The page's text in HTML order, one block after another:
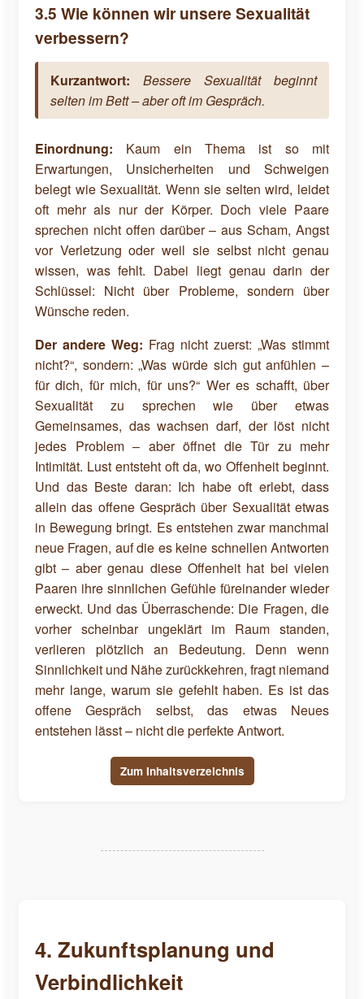
3.5 Wie können wir unsere Sexualität
verbessern?
Kurzantwort: Bessere Sexualität beginnt
selten im Bett – aber oft im Gespräch.
Einordnung: Kaum ein Thema ist so mit
Erwartungen, Unsicherheiten und Schweigen
belegt wie Sexualität. Wenn sie selten wird, leidet
oft mehr als nur der Körper. Doch viele Paare
sprechen nicht offen darüber – aus Scham, Angst
vor Verletzung oder weil sie selbst nicht genau
wissen, was fehlt. Dabei liegt genau darin der
Schlüssel: Nicht über Probleme, sondern über
Wünsche reden.
Der andere Weg: Frag nicht zuerst: „Was stimmt
nicht?“, sondern: „Was würde sich gut anfühlen –
für dich, für mich, für uns?“ Wer es schafft, über
Sexualität zu sprechen wie über etwas
Gemeinsames, das wachsen darf, der löst nicht
jedes Problem – aber öffnet die Tür zu mehr
Intimität. Lust entsteht oft da, wo Offenheit beginnt.
Und das Beste daran: Ich habe oft erlebt, dass
allein das offene Gespräch über Sexualität etwas
in Bewegung bringt. Es entstehen zwar manchmal
neue Fragen, auf die es keine schnellen Antworten
gibt – aber genau diese Offenheit hat bei vielen
Paaren ihre sinnlichen Gefühle füreinander wieder
erweckt. Und das Überraschende: Die Fragen, die
vorher scheinbar ungeklärt im Raum standen,
verlieren plötzlich an Bedeutung. Denn wenn
Sinnlichkeit und Nähe zurückkehren, fragt niemand
mehr lange, warum sie gefehlt haben. Es ist das
offene Gespräch selbst, das etwas Neues
entstehen lässt – nicht die perfekte Antwort.
Zum Inhaltsverzeichnis
4. Zukunftsplanung und
Verbindlichkeit